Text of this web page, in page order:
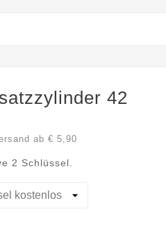
42
ab € 5,90
2 Schlüssel.